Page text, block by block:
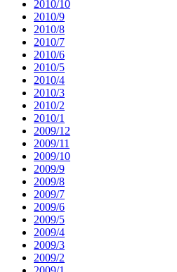
2010/10
2010/9
2010/8
2010/7
2010/6
2010/5
2010/4
2010/3
2010/2
2010/1
2009/12
2009/11
2009/10
2009/9
2009/8
2009/7
2009/6
2009/5
2009/4
2009/3
2009/2